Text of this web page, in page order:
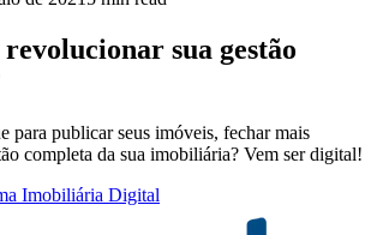
sua gestão
para publicar seus imóveis, fechar mais
completa da sua imobiliária? Vem ser digital!
Imobiliária Digital